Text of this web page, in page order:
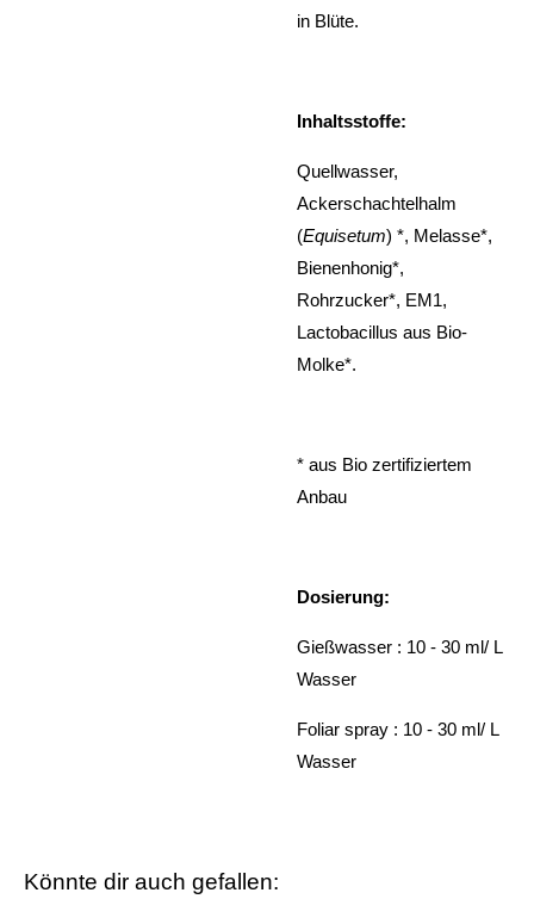
in Blüte.
Inhaltsstoffe:
Quellwasser,
Ackerschachtelhalm
(Equisetum) *, Melasse*,
Bienenhonig*,
Rohrzucker*, EM1,
Lactobacillus aus Bio-
Molke*.
* aus Bio zertifiziertem
Anbau
Dosierung:
Gießwasser : 10 - 30 ml/ L
Wasser
Foliar spray : 10 - 30 ml/ L
Wasser
Könnte dir auch gefallen: